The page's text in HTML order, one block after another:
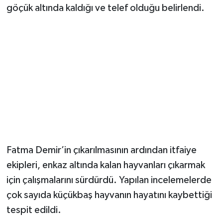
göçük altında kaldığı ve telef olduğu belirlendi.
Fatma Demir’in çıkarılmasının ardından itfaiye
ekipleri, enkaz altında kalan hayvanları çıkarmak
için çalışmalarını sürdürdü. Yapılan incelemelerde
çok sayıda küçükbaş hayvanın hayatını kaybettiği
tespit edildi.